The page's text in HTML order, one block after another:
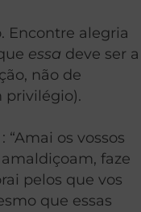
Encontre alegria
essa deve ser a
não de
privilégio).
“Amai os vossos
faze
pelos que vos
que essas